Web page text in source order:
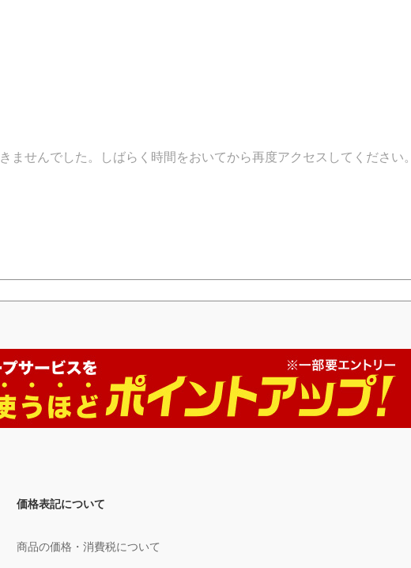
ませんでした。しばらく時間をおいてから再度アクセスしてください。
価格表記について
商品の価格・消費税について